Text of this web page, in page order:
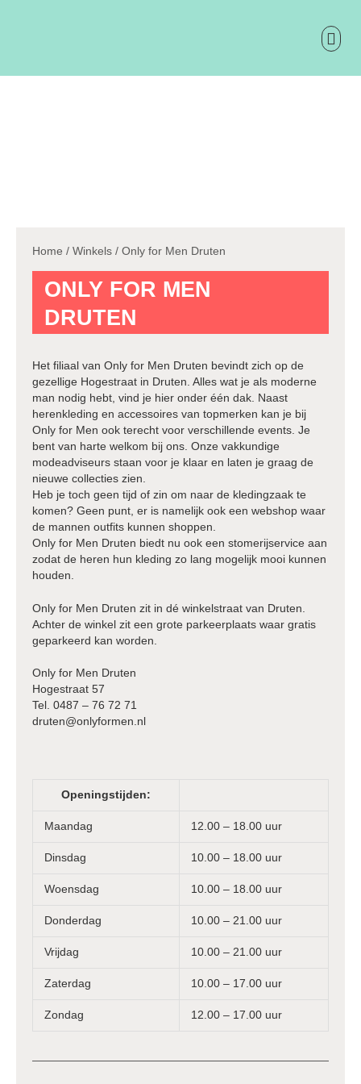
Home / Winkels / Only for Men Druten
ONLY FOR MEN
DRUTEN
Het filiaal van Only for Men Druten bevindt zich op de
gezellige Hogestraat in Druten. Alles wat je als moderne
man nodig hebt, vind je hier onder één dak. Naast
herenkleding en accessoires van topmerken kan je bij
Only for Men ook terecht voor verschillende events. Je
bent van harte welkom bij ons. Onze vakkundige
modeadviseurs staan voor je klaar en laten je graag de
nieuwe collecties zien.
Heb je toch geen tijd of zin om naar de kledingzaak te
komen? Geen punt, er is namelijk ook een webshop waar
de mannen outfits kunnen shoppen.
Only for Men Druten biedt nu ook een stomerijservice aan
zodat de heren hun kleding zo lang mogelijk mooi kunnen
houden.
Only for Men Druten zit in dé winkelstraat van Druten.
Achter de winkel zit een grote parkeerplaats waar gratis
geparkeerd kan worden.
Only for Men Druten
Hogestraat 57
Tel. 0487 – 76 72 71
druten@onlyformen.nl
Openingstijden:
Maandag 12.00 – 18.00 uur
Dinsdag 10.00 – 18.00 uur
Woensdag 10.00 – 18.00 uur
Donderdag 10.00 – 21.00 uur
Vrijdag 10.00 – 21.00 uur
Zaterdag 10.00 – 17.00 uur
Zondag 12.00 – 17.00 uur